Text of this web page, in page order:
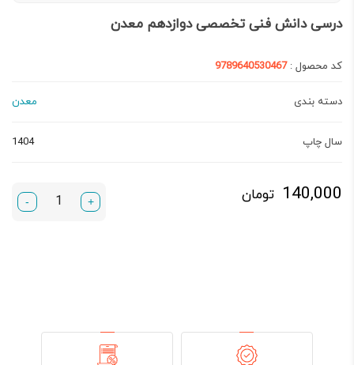
درسی دانش فنی تخصصی دوازدهم معدن
کد محصول :9789640530467
دسته بندی معدن
سال چاپ 1404
140,000 تومان +
-